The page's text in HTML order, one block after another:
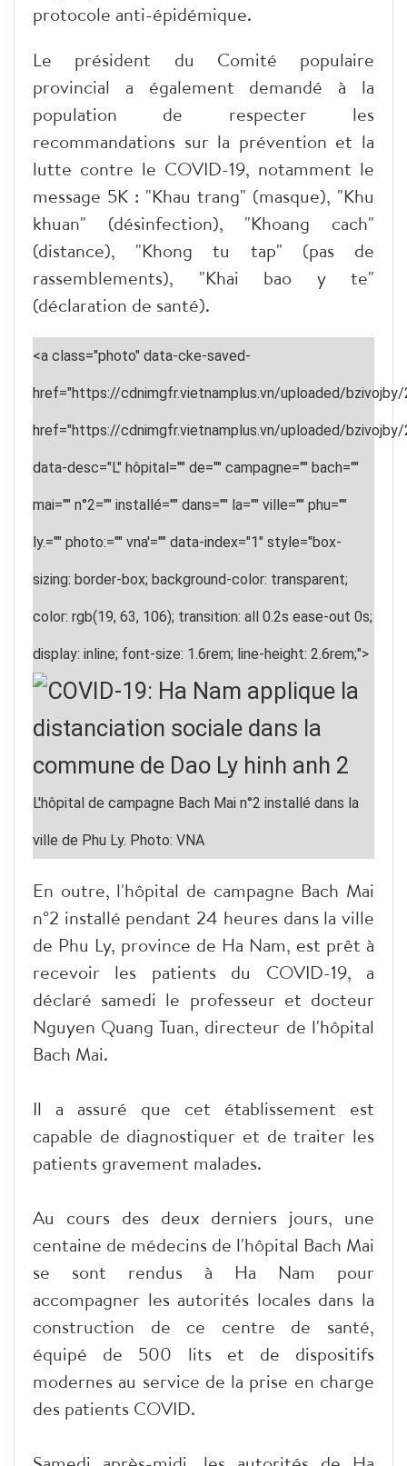
protocole anti-épidémique.
Le président du Comité populaire
provincial a également demandé à la
population de respecter les
recommandations sur la prévention et la
lutte contre le COVID-19, notamment le
message 5K : "Khau trang" (masque), "Khu
khuan" (désinfection), "Khoang cach"
(distance), "Khong tu tap" (pas de
rassemblements), "Khai bao y te"
(déclaration de santé).
<a class="photo" data-cke-saved-
href="https://cdnimgfr.vietnamplus.vn/uploaded/
href="https://cdnimgfr.vietnamplus.vn/uploaded/
data-desc="L" hôpital="" de="" campagne="" bach=""
mai="" n°2="" installé="" dans="" la="" ville="" phu=""
ly.="" photo:="" vna'="" data-index="1" style="box-
sizing: border-box; background-color: transparent;
color: rgb(19, 63, 106); transition: all 0.2s ease-out 0s;
display: inline; font-size: 1.6rem; line-height: 2.6rem;">
L'hôpital de campagne Bach Mai n°2 installé dans la
ville de Phu Ly. Photo: VNA
En outre, l'hôpital de campagne Bach Mai
n°2 installé pendant 24 heures dans la ville
de Phu Ly, province de Ha Nam, est prêt à
recevoir les patients du COVID-19, a
déclaré samedi le professeur et docteur
Nguyen Quang Tuan, directeur de l'hôpital
Bach Mai.
Il a assuré que cet établissement est
capable de diagnostiquer et de traiter les
patients gravement malades.
Au cours des deux derniers jours, une
centaine de médecins de l'hôpital Bach Mai
se sont rendus à Ha Nam pour
accompagner les autorités locales dans la
construction de ce centre de santé,
équipé de 500 lits et de dispositifs
modernes au service de la prise en charge
des patients COVID.